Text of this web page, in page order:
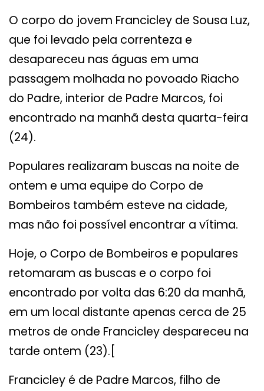
O corpo do jovem Francicley de Sousa Luz,
que foi levado pela correnteza e
desapareceu nas águas em uma
passagem molhada no povoado Riacho
do Padre, interior de Padre Marcos, foi
encontrado na manhã desta quarta-feira
(24).
Populares realizaram buscas na noite de
ontem e uma equipe do Corpo de
Bombeiros também esteve na cidade,
mas não foi possível encontrar a vítima.
Hoje, o Corpo de Bombeiros e populares
retomaram as buscas e o corpo foi
encontrado por volta das 6:20 da manhã,
em um local distante apenas cerca de 25
metros de onde Francicley despareceu na
tarde ontem (23).[
Francicley é de Padre Marcos, filho de